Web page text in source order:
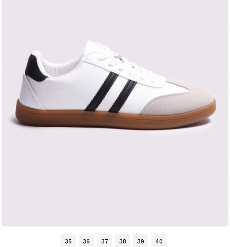
35 36 37 38 39 40